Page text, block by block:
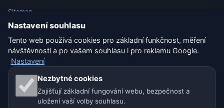
Sitemap
Nastavení
Naše weby o počasí:
🇨🇿 Česko 🇭🇷 Chorvatsko 🇧🇬 Bulharsko
Nastavení souhlasu
Tento web používá cookies pro základní funkčnost, měření
návštěvnosti a po vašem souhlasu i pro reklamu Google.
Nastavení
Nezbytné cookies
Zajišťují základní fungování webu, bezpečnost a
uložení vaší volby souhlasu.